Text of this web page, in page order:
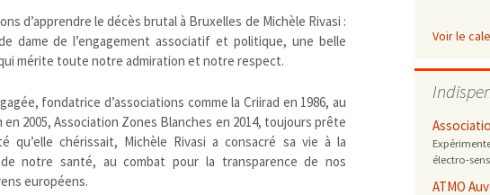
emballages
gaspillage alimentaire
modes de conservation et de cuisson
positionnement citoyen / ONG
Risques majeurs
Biodiversité
Bruit
Changements climatiques
Contaminations chimiques
cancérigène / mutagène / reprotoxique
métaux lourds et autres
perturbateurs endocriniens
Déchets
économie circulaire
recyclage
Décisions politiques et juridiques
européenne
Eau
d’apprendre le décès brutal à Bruxelles de Michèle Rivasi :
dame de l’engagement associatif et politique, une belle
mérite toute notre admiration et notre respect.
fondatrice d’associations comme la Criirad en 1986, au
2005, Association Zones Blanches en 2014, toujours prête
qu’elle chérissait, Michèle Rivasi a consacré sa vie à la
notre santé, au combat pour la transparence de nos
européens.
Voir le
électro-
ATMO